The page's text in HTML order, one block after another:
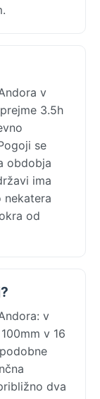
v
3.5h
se
obdobja
ima
nekatera
od
v
v 16
dva